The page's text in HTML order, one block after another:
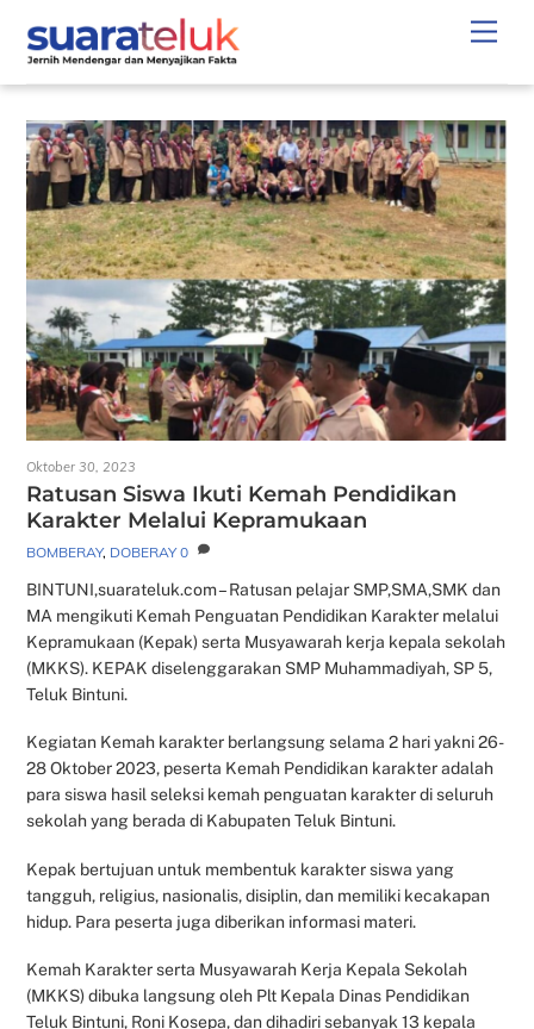
content
Oktober 30, 2023
Ratusan Siswa Ikuti Kemah Pendidikan
Karakter Melalui Kepramukaan
BOMBERAY, DOBERAY 0
BINTUNI,suarateluk.com – Ratusan pelajar SMP,SMA,SMK dan
MA mengikuti Kemah Penguatan Pendidikan Karakter melalui
Kepramukaan (Kepak) serta Musyawarah kerja kepala sekolah
(MKKS). KEPAK diselenggarakan SMP Muhammadiyah, SP 5,
Teluk Bintuni.
Kegiatan Kemah karakter berlangsung selama 2 hari yakni 26-
28 Oktober 2023, peserta Kemah Pendidikan karakter adalah
para siswa hasil seleksi kemah penguatan karakter di seluruh
sekolah yang berada di Kabupaten Teluk Bintuni.
Kepak bertujuan untuk membentuk karakter siswa yang
tangguh, religius, nasionalis, disiplin, dan memiliki kecakapan
hidup. Para peserta juga diberikan informasi materi.
Kemah Karakter serta Musyawarah Kerja Kepala Sekolah
(MKKS) dibuka langsung oleh Plt Kepala Dinas Pendidikan
Teluk Bintuni, Roni Kosepa, dan dihadiri sebanyak 13 kepala